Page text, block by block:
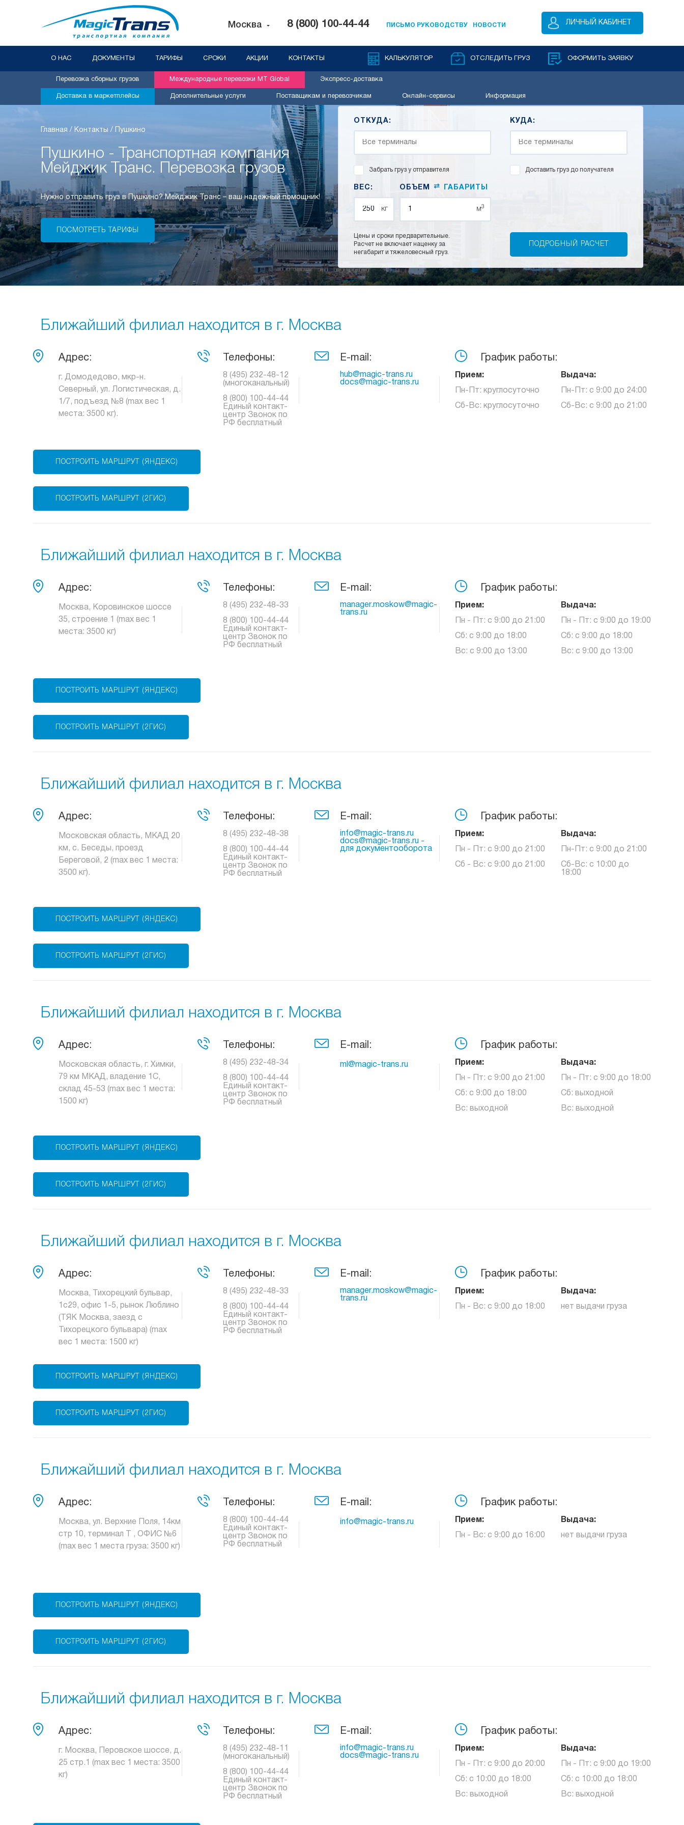
Москва 8 (800) 100-44-44 ПИСЬМО РУКОВОДСТВУ НОВОСТИ ЛИЧНЫЙ КАБИНЕТ
О НАС ДОКУМЕНТЫ ТАРИФЫ СРОКИ АКЦИИ КОНТАКТЫ КАЛЬКУЛЯТОР ОТСЛЕДИТЬ ГРУЗ ОФОРМИТЬ ЗАЯВКУ
Перевозка сборных грузов Международные перевозки MT Global Экспресс-доставка
Доставка в маркетплейсы Дополнительные услуги Поставщикам и перевозчикам Онлайн-сервисы Информация
Главная / Контакты / Пушкино
Пушкино - Транспортная компания
Мейджик Транс. Перевозка грузов
Нужно отправить груз в Пушкино? Мейджик Транс – ваш надежный помощник!
ПОСМОТРЕТЬ ТАРИФЫ
ОТКУДА:
Забрать груз у отправителя
КУДА:
Доставить груз до получателя
ВЕС:
кг
ОБЪЕМ ⇄ ГАБАРИТЫ
м3
Цены и сроки предварительные.
Расчет не включает наценку за
негабарит и тяжеловесный груз.
Ближайший филиал находится в г. Москва
Адрес:
г. Домодедово, мкр-н.
Северный, ул. Логистическая, д.
1/7, подъезд №8 (max вес 1
места: 3500 кг).
Телефоны:
8 (495) 232-48-12
(многоканальный)
8 (800) 100-44-44
Единый контакт-
центр Звонок по
РФ бесплатный
E-mail:
hub@magic-trans.ru
docs@magic-trans.ru
График работы:
Прием:
Пн-Пт: круглосуточно
Сб-Вс: круглосуточно
Выдача:
Пн-Пт: с 9:00 до 24:00
Сб-Вс: с 9:00 до 21:00
ПОСТРОИТЬ МАРШРУТ (ЯНДЕКС)
ПОСТРОИТЬ МАРШРУТ (2ГИС)
Ближайший филиал находится в г. Москва
Адрес:
Москва, Коровинское шоссе
35, строение 1 (max вес 1
места: 3500 кг)
Телефоны:
8 (495) 232-48-33
8 (800) 100-44-44
Единый контакт-
центр Звонок по
РФ бесплатный
E-mail:
manager.moskow@magic-
trans.ru
График работы:
Прием:
Пн - Пт: с 9:00 до 21:00
Сб: с 9:00 до 18:00
Вс: с 9:00 до 13:00
Выдача:
Пн - Пт: с 9:00 до 19:00
Сб: с 9:00 до 18:00
Вс: с 9:00 до 13:00
ПОСТРОИТЬ МАРШРУТ (ЯНДЕКС)
ПОСТРОИТЬ МАРШРУТ (2ГИС)
Ближайший филиал находится в г. Москва
Адрес:
Московская область, МКАД 20
км, с. Беседы, проезд
Береговой, 2 (max вес 1 места:
3500 кг).
Телефоны:
8 (495) 232-48-38
8 (800) 100-44-44
Единый контакт-
центр Звонок по
РФ бесплатный
E-mail:
info@magic-trans.ru
docs@magic-trans.ru -
для документооборота
График работы:
Прием:
Пн - Пт: с 9:00 до 21:00
Сб - Вс: с 9:00 до 21:00
Выдача:
Пн-Пт: с 9:00 до 21:00
Сб-Вс: с 10:00 до
18:00
ПОСТРОИТЬ МАРШРУТ (ЯНДЕКС)
ПОСТРОИТЬ МАРШРУТ (2ГИС)
Ближайший филиал находится в г. Москва
Адрес:
Московская область, г. Химки,
79 км МКАД, владение 1С,
склад 45-53 (max вес 1 места:
1500 кг)
Телефоны:
8 (495) 232-48-34
8 (800) 100-44-44
Единый контакт-
центр Звонок по
РФ бесплатный
E-mail:
ml@magic-trans.ru
График работы:
Прием:
Пн - Пт: с 9:00 до 21:00
Сб: с 9:00 до 18:00
Вс: выходной
Выдача:
Пн - Пт: с 9:00 до 18:00
Сб: выходной
Вс: выходной
ПОСТРОИТЬ МАРШРУТ (ЯНДЕКС)
ПОСТРОИТЬ МАРШРУТ (2ГИС)
Ближайший филиал находится в г. Москва
Адрес:
Москва, Тихорецкий бульвар,
1с29, офис 1-5, рынок Люблино
(ТЯК Москва, заезд с
Тихорецкого бульвара) (max
вес 1 места: 1500 кг)
Телефоны:
8 (495) 232-48-33
8 (800) 100-44-44
Единый контакт-
центр Звонок по
РФ бесплатный
E-mail:
manager.moskow@magic-
trans.ru
График работы:
Прием:
Пн - Вс: с 9:00 до 18:00
Выдача:
нет выдачи груза
ПОСТРОИТЬ МАРШРУТ (ЯНДЕКС)
ПОСТРОИТЬ МАРШРУТ (2ГИС)
Ближайший филиал находится в г. Москва
Адрес:
Москва, ул. Верхние Поля, 14км
стр 10, терминал Т , ОФИС №6
(max вес 1 места груза: 3500 кг)
Телефоны:
8 (800) 100-44-44
Единый контакт-
центр Звонок по
РФ бесплатный
E-mail:
info@magic-trans.ru
График работы:
Прием:
Пн - Вс: с 9:00 до 16:00
Выдача:
нет выдачи груза
ПОСТРОИТЬ МАРШРУТ (ЯНДЕКС)
ПОСТРОИТЬ МАРШРУТ (2ГИС)
Ближайший филиал находится в г. Москва
Адрес:
г. Москва, Перовское шоссе, д.
25 стр.1 (max вес 1 места: 3500
кг)
Телефоны:
8 (495) 232-48-11
(многоканальный)
8 (800) 100-44-44
Единый контакт-
центр Звонок по
РФ бесплатный
E-mail:
info@magic-trans.ru
docs@magic-trans.ru
График работы:
Прием:
Пн - Пт: с 9:00 до 20:00
Сб: с 10:00 до 18:00
Вс: выходной
Выдача:
Пн - Пт: с 9:00 до 19:00
Сб: с 10:00 до 18:00
Вс: выходной